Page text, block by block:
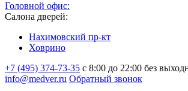
Головной офис:
Салона дверей:
Нахимовский пр-кт
Ховрино
+7 (495) 374-73-35 с 8:00 до 22:00 без
info@medver.ru Обратный звонок